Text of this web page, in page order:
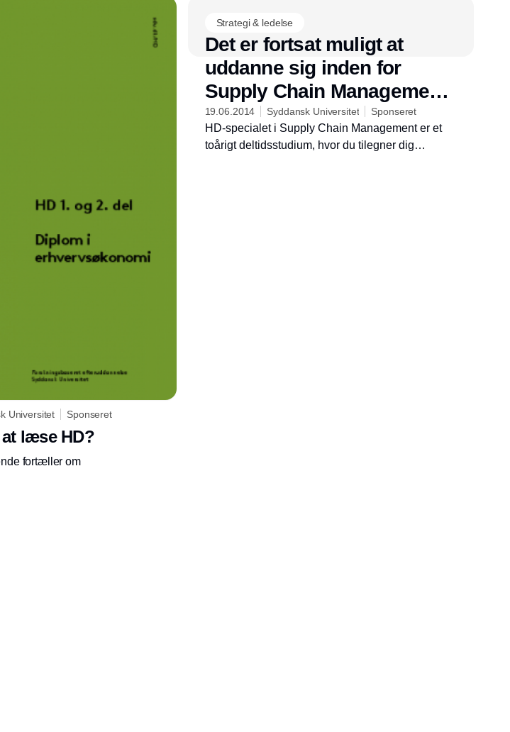
Universitet Sponseret
læse HD?
fortæller om
Strategi & ledelse
Det er fortsat muligt at
uddanne sig inden for
Supply Chain Management
på SDU's HD-studie i
Kolding
19.06.2014 Syddansk Universitet Sponseret
HD-specialet i Supply Chain Management er et
toårigt deltidsstudium, hvor du tilegner dig